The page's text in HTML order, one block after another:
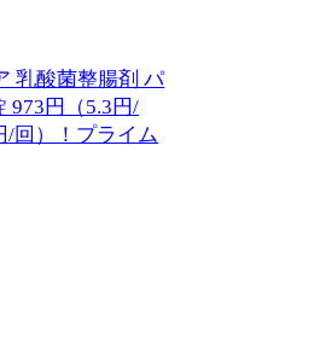
乳酸菌整腸剤 パ
973円（5.3円/
/回）！プライム